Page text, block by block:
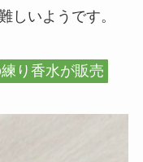
しいようです。
り香水が販売